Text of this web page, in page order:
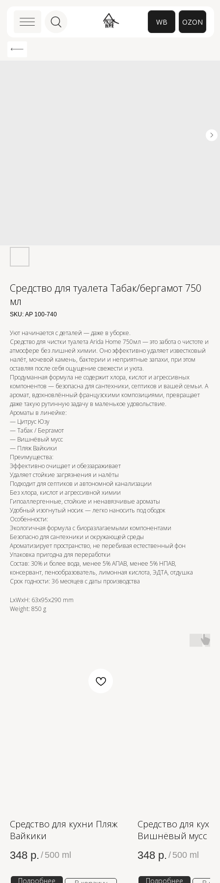
WB
Средство для туалета Табак/бергамот 750
мл
SKU: АР 100-740
Уют начинается с деталей — даже в уборке.
Средство для чистки туалета Arida Home 750мл — это забота о чистоте и
атмосфере без лишней химии. Оно эффективно удаляет известковый
налёт, мочевой камень, бактерии и неприятные запахи, при этом
оставляя после себя ощущение свежести и уюта.
Продуманная формула не содержит хлора, кислот и агрессивных
компонентов — безопасна для сантехники, септиков и вашей семьи. А
аромат, вдохновлённый французскими композициями, превращает
даже такую рутинную задачу в маленькое удовольствие.
Ароматы в линейке:
— Цитрус Юзу
— Табак / Бергамот
— Вишнёвый мусс
— Пляж Вайкики
Преимущества:
Эффективно очищает и обеззараживает
Удаляет стойкие загрязнения и налёты
Подходит для септиков и автономной канализации
Без хлора, кислот и агрессивной химии
Гипоаллергенные, стойкие и ненавязчивые ароматы
Удобный изогнутый носик — легко наносить под ободок
Особенности:
Экологичная формула с биоразлагаемыми компонентами
Безопасно для сантехники и окружающей среды
Ароматизирует пространство, не перебивая естественный фон
Упаковка пригодна для переработки
Состав: 30% и более вода, менее 5% АПАВ, менее 5% НПАВ,
консервант, пенообразователь, лимонная кислота, ЭДТА, отдушка
Срок годности: 36 месяцев с даты производства
LxWxH: 63x95x290 mm
Weight: 850 g
Средство для кухни Пляж
Вайкики
348 р. / 500 ml
Подробнее
Средство для
Вишнёвый мусс
348 р. / 500 ml
Подробнее